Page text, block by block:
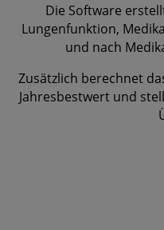
Die Software
Lungenfunktion,
und nach
Zusätzlich berechnet
Jahresbestwert und